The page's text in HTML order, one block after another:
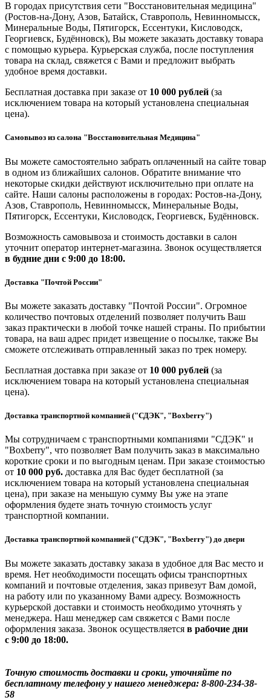
В городах присутствия сети "Восстановительная медицина"
(Ростов-на-Дону, Азов, Батайск, Ставрополь, Невинномысск,
Минеральные Воды, Пятигорск, Ессентуки, Кисловодск,
Георгиевск, Будённовск), Вы можете заказать доставку товара
с помощью курьера. Курьерская служба, после поступления
товара на склад, свяжется с Вами и предложит выбрать
удобное время доставки.
Бесплатная доставка при заказе от 10 000 рублей (за
исключением товара на который установлена специальная
цена).
Самовывоз из салона "Восстановительная Медицина"
Вы можете самостоятельно забрать оплаченный на сайте товар
в одном из ближайших салонов. Обратите внимание что
некоторые скидки действуют исключительно при оплате на
сайте. Наши салоны расположены в городах: Ростов-на-Дону,
Азов, Ставрополь, Невинномысск, Минеральные Воды,
Пятигорск, Ессентуки, Кисловодск, Георгиевск, Будённовск.
Возможность самовывоза и стоимость доставки в салон
уточнит оператор интернет-магазина. Звонок осуществляется
в будние дни с 9:00 до 18:00.
Доставка "Почтой России"
Вы можете заказать доставку "Почтой России". Огромное
количество почтовых отделений позволяет получить Ваш
заказ практически в любой точке нашей страны. По прибытии
товара, на ваш адрес придет извещение о посылке, также Вы
сможете отслеживать отправленный заказ по трек номеру.
Бесплатная доставка при заказе от 10 000 рублей (за
исключением товара на который установлена специальная
цена).
Доставка транспортной компанией ("СДЭК", "Boxberry")
Мы сотрудничаем с транспортными компаниями "СДЭК" и
"Boxberry", что позволяет Вам получить заказ в максимально
короткие сроки и по выгодным ценам. При заказе стоимостью
от 10 000 руб. доставка для Вас будет бесплатной (за
исключением товара на который установлена специальная
цена), при заказе на меньшую сумму Вы уже на этапе
оформления будете знать точную стоимость услуг
транспортной компании.
Доставка транспортной компанией ("СДЭК", "Boxberry") до двери
Вы можете заказать доставку заказа в удобное для Вас место и
время. Нет необходимости посещать офисы транспортных
компаний и почтовые отделения, заказ привезут Вам домой,
на работу или по указанному Вами адресу. Возможность
курьерской доставки и стоимость необходимо уточнять у
менеджера. Наш менеджер сам свяжется с Вами после
оформления заказа. Звонок осуществляется в рабочие дни
с 9:00 до 18:00.
Точную стоимость доставки и сроки, уточняйте по
бесплатному телефону у нашего менеджера: 8-800-234-38-
58